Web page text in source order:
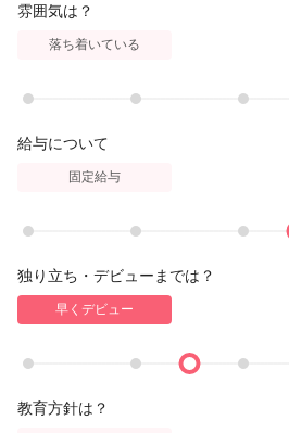
雰囲気は？
落ち着いている
給与について
固定給与
独り立ち・デビューまでは？
早くデビュー
教育方針は？